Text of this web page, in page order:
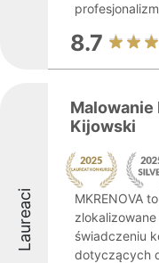
8.7
Laureaci
Malowanie
Kijowski
MKRENOVA
świadczeniu
dotyczących